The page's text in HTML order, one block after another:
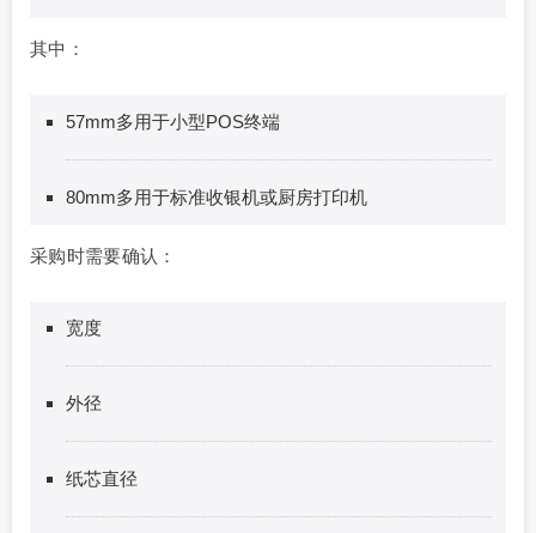
其中：
57mm多用于小型POS终端
80mm多用于标准收银机或厨房打印机
采购时需要确认：
宽度
外径
纸芯直径